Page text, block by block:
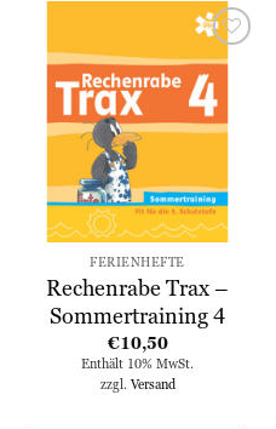
Zur
Wunschliste
hinzufügen
FERIENHEFTE
Rechenrabe Trax –
Sommertraining 4
€10,50
Enthält 10% MwSt.
zzgl. Versand